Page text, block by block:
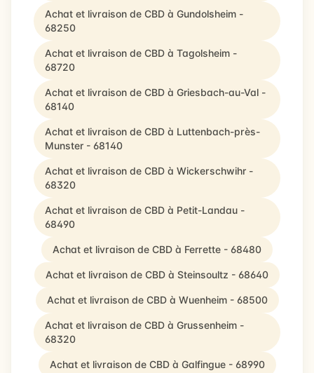
Achat et livraison de CBD à Gundolsheim -
68250
Achat et livraison de CBD à Tagolsheim -
68720
Achat et livraison de CBD à Griesbach-au-Val -
68140
Achat et livraison de CBD à Luttenbach-près-
Munster - 68140
Achat et livraison de CBD à Wickerschwihr -
68320
Achat et livraison de CBD à Petit-Landau -
68490
Achat et livraison de CBD à Ferrette - 68480
Achat et livraison de CBD à Steinsoultz - 68640
Achat et livraison de CBD à Wuenheim - 68500
Achat et livraison de CBD à Grussenheim -
68320
Achat et livraison de CBD à Galfingue - 68990